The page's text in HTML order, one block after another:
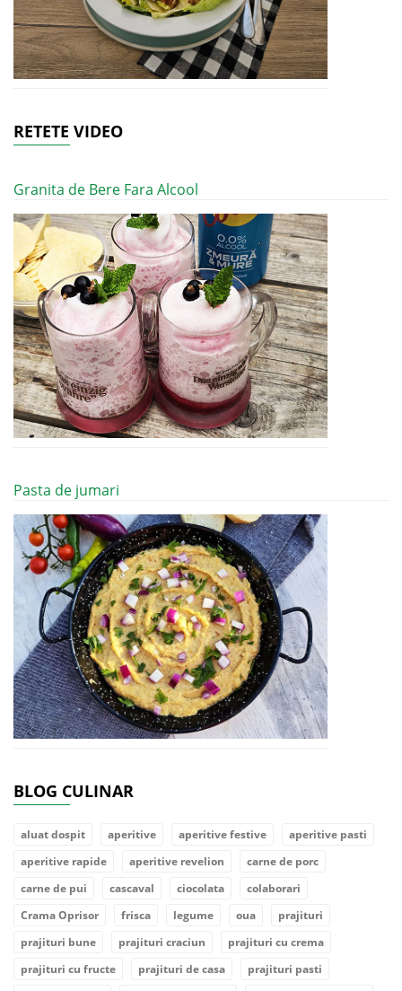
RETETE VIDEO
Granita de Bere Fara Alcool
Pasta de jumari
BLOG CULINAR
aluat dospit aperitive aperitive festive
aperitive pasti
aperitive rapide
aperitive revelion
carne de porc
carne de pui
cascaval ciocolata
colaborari
Crama Oprisor
frisca legume oua
prajituri
prajituri bune
prajituri craciun
prajituri cu crema
prajituri cu fructe
prajituri de casa
prajituri pasti